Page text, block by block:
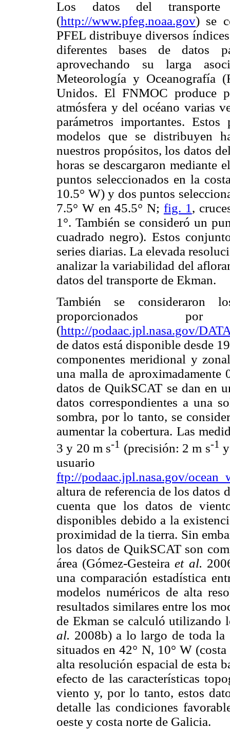
Los datos del
(http://www.pfeg.noaa.gov) se
PFEL distribuye diversos
diferentes bases de datos
aprovechando su larga
Meteorología y Oceanografía
Unidos. El FNMOC produce
atmósfera y del océano varias
parámetros importantes.
modelos que se distribuyen
nuestros propósitos, los datos
horas se descargaron mediante
puntos seleccionados en la
10.5° W) y dos puntos
7.5° W en 45.5° N; fig. 1,
1°. También se consideró un
cuadrado negro). Estos
series diarias. La elevada
analizar la variabilidad del
datos del transporte de Ekman.
También se consideraron
proporcionados
(http://podaac.jpl.nasa.gov/
de datos está disponible desde
componentes meridional y
una malla de
datos de QuikSCAT se dan en
datos correspondientes a una
sombra, por lo tanto, se
aumentar la cobertura. Las
3 y 20 m s-1 (precisión: 2 m s-1
ftp://podaac.jpl.nasa.gov/
altura de referencia de los datos
cuenta que los datos de
disponibles debido a la
proximidad de la tierra. Sin
los datos de QuikSCAT son
área (Gómez-Gesteiraet al.
una comparación estadística
modelos numéricos de alta
resultados similares entre los
de Ekman se calculó
al. 2008b) a lo largo de toda
situados en 42° N, 10° W
alta resolución espacial de esta
efecto de las características
viento y, por lo tanto, estos
detalle las condiciones
oeste y costa norte de Galicia.